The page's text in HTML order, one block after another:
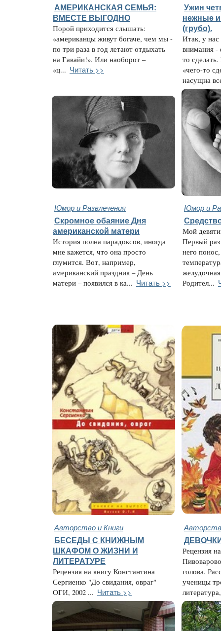
АМЕРИКАНСКАЯ СЕМЬЯ:
ВМЕСТЕ ВЫГОДНО
Порой приходится слышать:
«американцы живут богаче, чем мы -
по три раза в год летают отдыхать
на Гавайи!». Или наоборот –
«ц... Читать >>
Ужин
нежные
(грубо).
Итак, у нас
внимания -
то
«чего-то
насущна
Юмор и Развлечения Юмор и
Скромное обаяние Дня
американской матери
История полна парадоксов, иногда
мне кажется, что она просто
глумится. Вот, например,
американский праздник – День
матери – появился в ка... Читать >>
Мой
Первый
него
Родител...
Авторство и Книги
БЕСЕДЫ С КНИЖНЫМ
ШКАФОМ О ЖИЗНИ И
ЛИТЕРАТУРЕ
Рецензия на книгу Константина
Сергиенко "До свидания, овраг"
ОГИ, 2002 ... Читать >>
Рецензия
голова.
ученицы